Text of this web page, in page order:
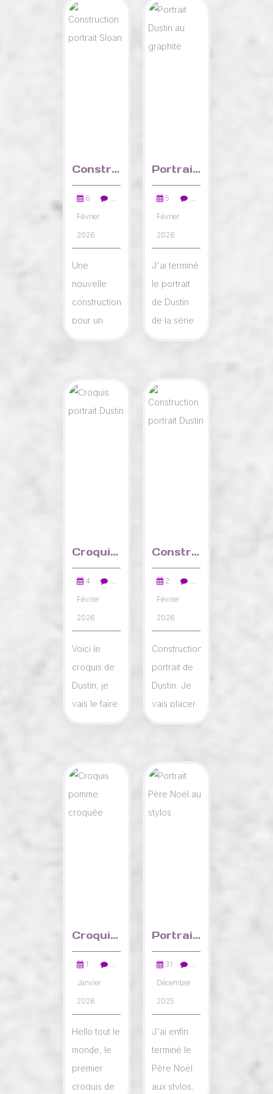
Construction portrait Sloan
6
Février
2026
Une
nouvelle
construction
pour un
portrait qui
blanc. C'est
pour une
Portrait Dustin au graphite
5
Février
2026
J'ai terminé
le portrait
de Dustin
de la série
Strangers
blanc, dans
Croquis portrait Dustin
4
Février
2026
…
Voici le
croquis de
Dustin, je
vais le faire
aux crayons
Construction portrait Dustin
2
Février
2026
…
Construction
portrait de
Dustin. Je
vais placer
les
Croquis pomme croquée
1
Janvier
2026
Hello tout le
monde, le
premier
croquis de
Portrait Père Noël au stylos
31
Décembre
2025
J'ai enfin
terminé le
Père Noël
aux stylos.